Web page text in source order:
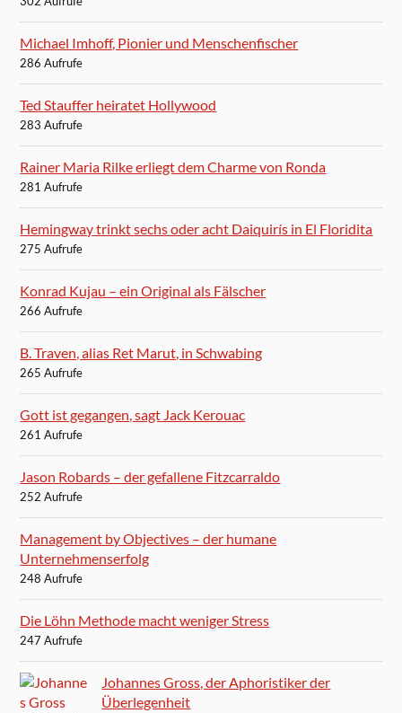
Michael Imhoff, Pionier und Menschenfischer
286 Aufrufe
Ted Stauffer heiratet Hollywood
283 Aufrufe
Rainer Maria Rilke erliegt dem Charme von Ronda
281 Aufrufe
Hemingway trinkt sechs oder acht Daiquirís in El Floridita
275 Aufrufe
Konrad Kujau – ein Original als Fälscher
266 Aufrufe
B. Traven, alias Ret Marut, in Schwabing
265 Aufrufe
Gott ist gegangen, sagt Jack Kerouac
261 Aufrufe
Jason Robards – der gefallene Fitzcarraldo
252 Aufrufe
Management by Objectives – der humane
Unternehmenserfolg
248 Aufrufe
Die Löhn Methode macht weniger Stress
247 Aufrufe
Johannes Gross, der Aphoristiker der
Überlegenheit